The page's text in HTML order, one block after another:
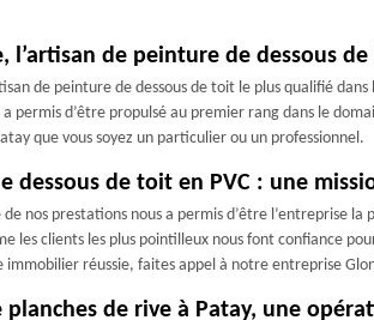
l’artisan de peinture de dessous
de peinture de dessous de toit le plus qualifié
permis d’être propulsé au premier rang dans le
que vous soyez un particulier ou un professionnel.
dessous de toit en PVC : une
nos prestations nous a permis d’être l’entreprise
les clients les plus pointilleux nous font confiance
immobilier réussie, faites appel à notre entreprise
planches de rive à Patay, une